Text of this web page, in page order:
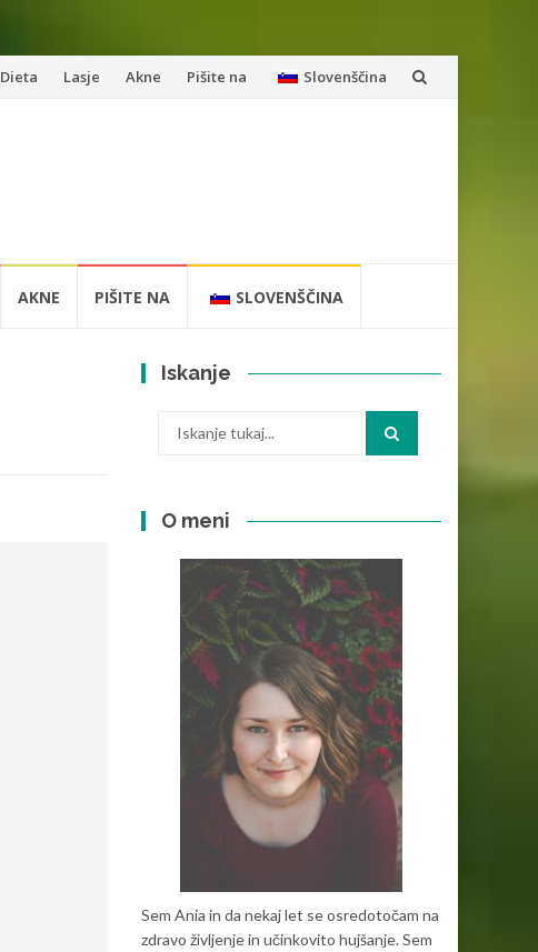
Dieta Lasje Akne Pišite na Slovenščina
AKNE PIŠITE NA SLOVENŠČINA
Iskanje
O meni
Sem Ania in da nekaj let se osredotočam na
zdravo življenje in učinkovito hujšanje. Sem